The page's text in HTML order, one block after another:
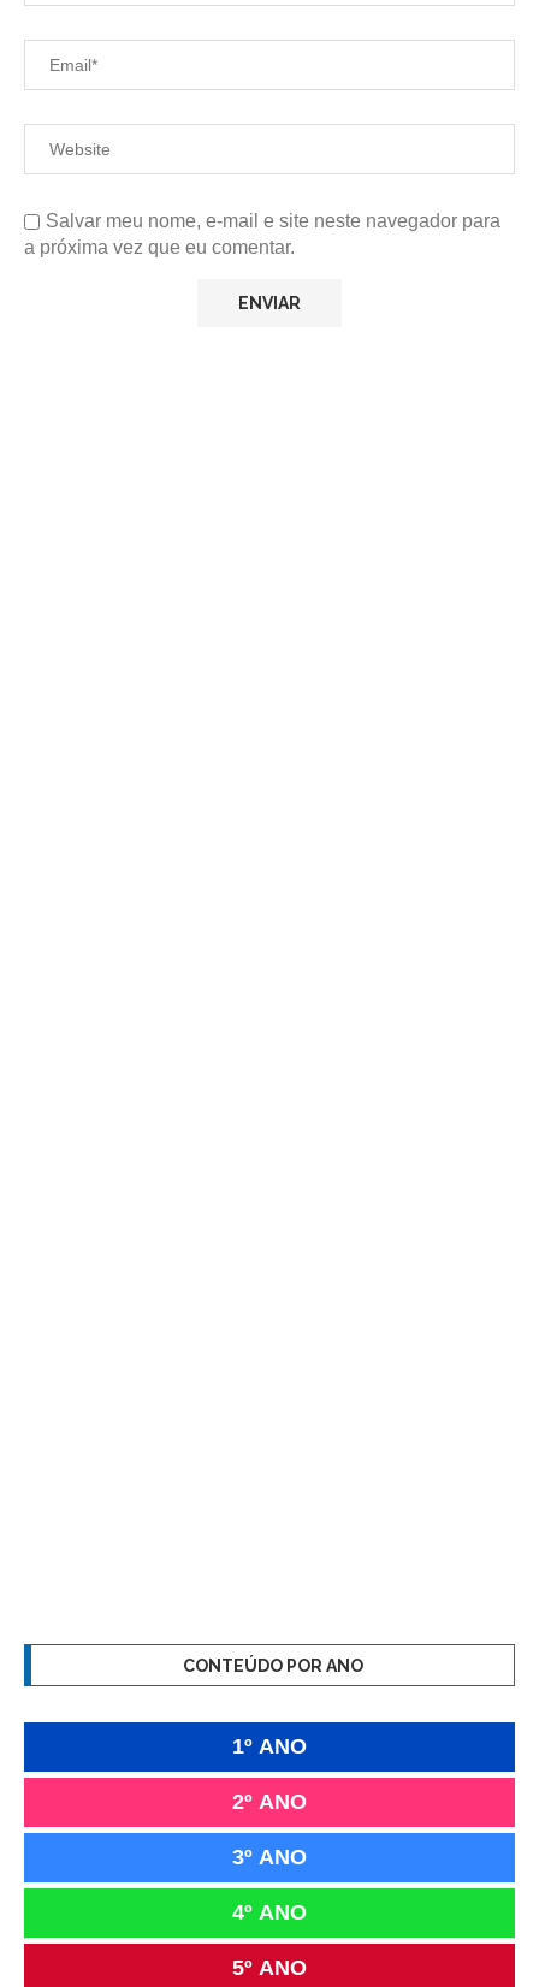
Salvar meu nome, e-mail e site neste navegador para
a próxima vez que eu comentar.
CONTEÚDO POR ANO
1º ANO
2º ANO
3º ANO
4º ANO
5º ANO